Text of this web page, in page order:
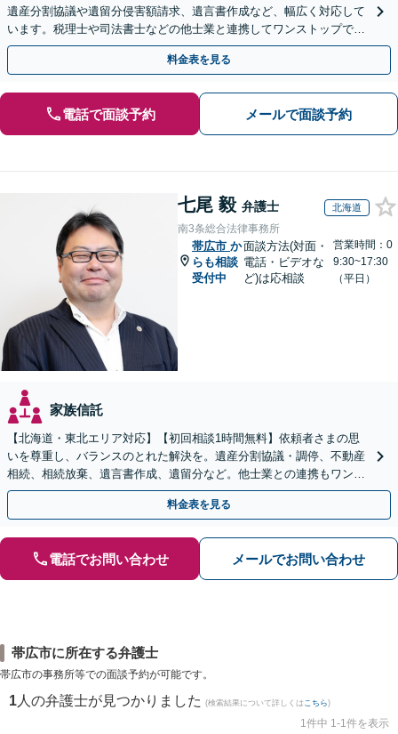
遺産分割協議や遺留分侵害額請求、遺言書作成など、幅広く対応して
います。税理士や司法書士などの他士業と連携してワンストップでの
解決が可能です。ぜひご相談ください。
料金表を見る
電話で面談予約 メールで面談予約
七尾 毅 弁護士 北海道
南3条総合法律事務所
帯広市 か
らも相談
受付中
面談方法(対面・
電話・ビデオな
ど)は応相談
営業時間：0
9:30~17:30
（平日）
家族信託
【北海道・東北エリア対応】【初回相談1時間無料】依頼者さまの思
いを尊重し、バランスのとれた解決を。遺産分割協議・調停、不動産
相続、相続放棄、遺言書作成、遺留分など。他士業との連携もワンス
トップで対応します【休日・夜間面談OK】
料金表を見る
電話でお問い合わせ メールでお問い合わせ
帯広市に所在する弁護士
帯広市の事務所等での面談予約が可能です。
1 人の弁護士が見つかりました (検索結果について詳しくは こちら)
1件中 1-1件を表示